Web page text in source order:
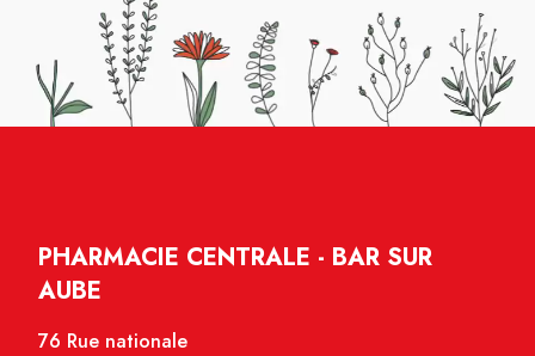
PHARMACIE CENTRALE - BAR SUR
AUBE
76 Rue nationale